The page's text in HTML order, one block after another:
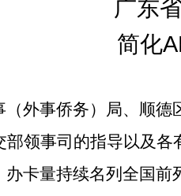
广东
简化
外事侨务）局、顺德
部领事司的指导以及
办卡量持续名列全国